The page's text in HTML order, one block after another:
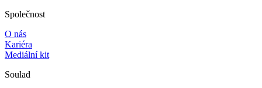
Společnost
O nás
Kariéra
Mediální kit
Soulad